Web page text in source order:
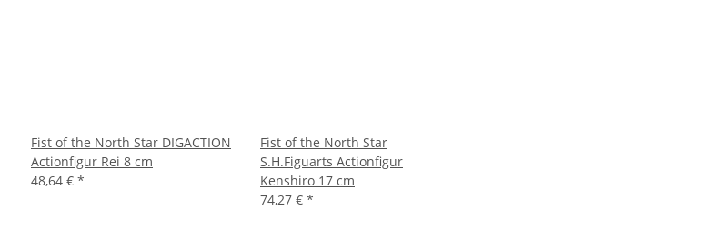
Fist of the North Star DIGACTION
Actionfigur Rei 8 cm
48,64 € *
Fist of the North Star
S.H.Figuarts Actionfigur
Kenshiro 17 cm
74,27 € *